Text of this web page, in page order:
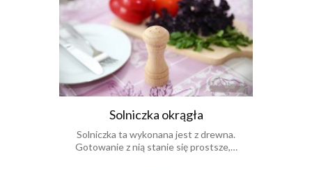
Solniczka okrągła
Solniczka ta wykonana jest z drewna.
Gotowanie z nią stanie się prostsze,…